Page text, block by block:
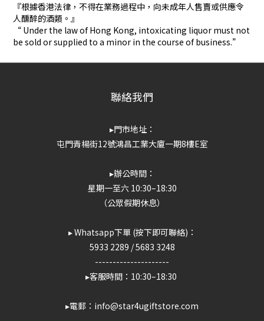
『根據香港法律，不得在業務過程中，向未成年人售賣或供應令
人醺醉的酒類。』
“ Under the law of Hong Kong, intoxicating liquor must not
be sold or supplied to a minor in the course of business.”
聯絡我們
▸門市地址：
屯門青楊街12號鴻昌工業大廈一期8樓E室
▸辦公時間：
星期一至六 10:30–18:30
（公眾假期休息）
▸ Whatsapp下單 (按下即可聯絡)：
5933 2289 /5683 3248
---------------------
▸客服時間：10:30–18:30
▸電郵：info@star4ugiftstore.com